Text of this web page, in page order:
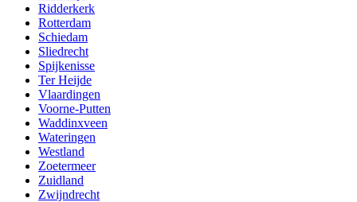
Ridderkerk
Rotterdam
Schiedam
Sliedrecht
Spijkenisse
Ter Heijde
Vlaardingen
Voorne-Putten
Waddinxveen
Wateringen
Westland
Zoetermeer
Zuidland
Zwijndrecht